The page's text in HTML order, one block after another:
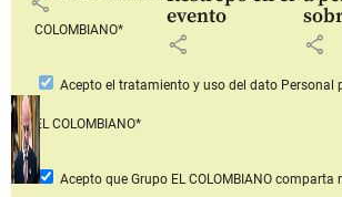
evento
share share
COLOMBIANO*
Acepto el tratamiento y uso del dato Personal
EL COLOMBIANO*
Acepto que Grupo EL COLOMBIANOcomparta